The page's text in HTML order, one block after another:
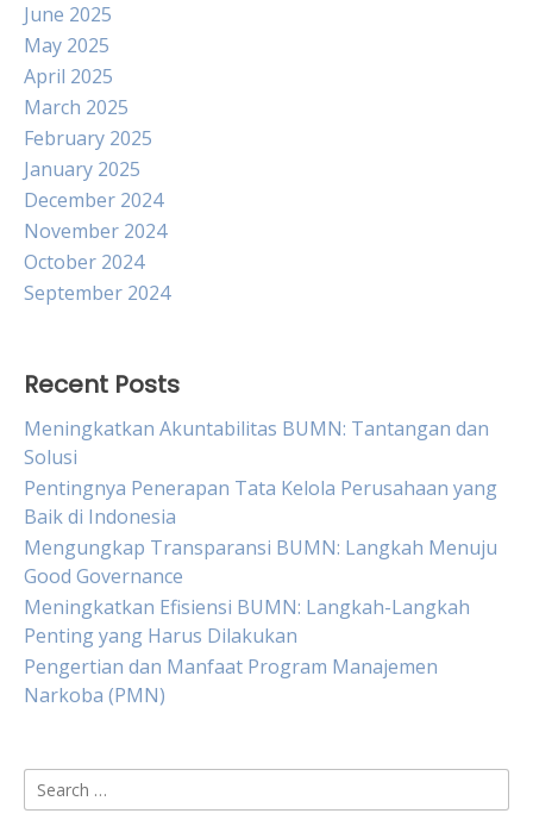
June 2025
May 2025
April 2025
March 2025
February 2025
January 2025
December 2024
November 2024
October 2024
September 2024
Recent Posts
Meningkatkan Akuntabilitas BUMN: Tantangan dan
Solusi
Pentingnya Penerapan Tata Kelola Perusahaan yang
Baik di Indonesia
Mengungkap Transparansi BUMN: Langkah Menuju
Good Governance
Meningkatkan Efisiensi BUMN: Langkah-Langkah
Penting yang Harus Dilakukan
Pengertian dan Manfaat Program Manajemen
Narkoba (PMN)
Search
for: